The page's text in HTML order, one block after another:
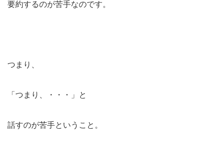
要約するのが苦手なのです。
つまり、
「つまり、・・・」と
話すのが苦手ということ。